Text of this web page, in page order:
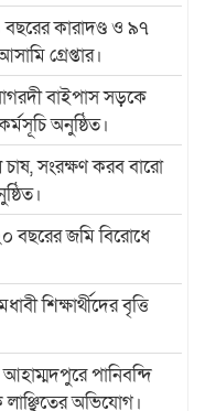
কারাদণ্ড ও ৯৭
গ্রেপ্তার।
বাইপাস সড়কে
অনুষ্ঠিত।
সংরক্ষণ করব বারো
বছরের জমি বিরোধে
শিক্ষার্থীদের বৃত্তি
পানিবন্দি
লাঞ্ছিতের অভিযোগ।